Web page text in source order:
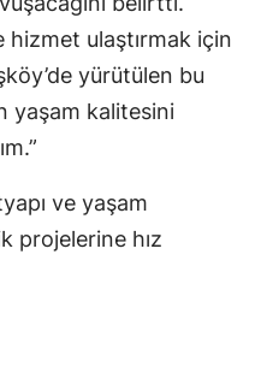
Kars
Kastamonu
Kayseri
Kırşehir
hizmet ulaştırmak için
yürütülen bu
yaşam kalitesini
ve yaşam
projelerine hız